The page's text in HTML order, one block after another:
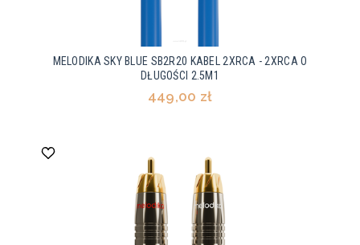
MELODIKA SKY BLUE SB2R20 KABEL 2XRCA - 2XRCA O
DŁUGOŚCI 2.5M1
449,00 zł